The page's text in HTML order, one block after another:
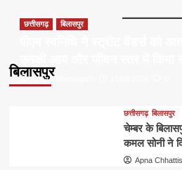
बिलासपुर
छत्तीसगढ़ बिलासपुर
Apna Chhattisgarh
छत्तीसगढ़ बिलासपुर
चेम्बर के
कमल सोनी ने
Apna